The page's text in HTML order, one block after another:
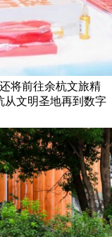
将前往余杭文旅精
从文明圣地再到数字